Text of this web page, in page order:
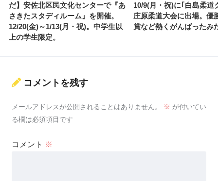
だ】安佐北区民文化センターで『あ
さきたスタディルーム』を開催。
12/20(金)～1/13(月・祝)。中学生以
上の学生限定。
10/9(月・祝)に｢白島柔道
庄原柔道大会に出場。優
賞など熱くがんばったみ
コメントを残す
メールアドレスが公開されることはありません。 ※ が付いてい
る欄は必須項目です
コメント ※